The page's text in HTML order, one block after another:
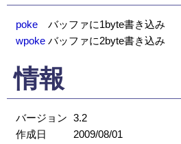
poke
バッファに1byte書き込み
wpoke バッファに2byte書き込み
情報
バージョン 3.2
作成日
2009/08/01